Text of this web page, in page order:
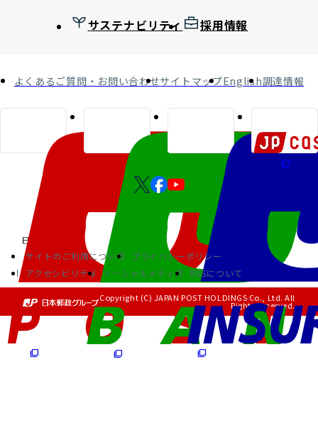
サステナビリティ 採用情報
よくあるご質問・お問い合わせサイトマップEnglish調達情報
サイトのご利用について
プライバシーポリシー
アクセシビリティ
ソーシャルメディア RSSについて
Copyright (C) JAPAN POST HOLDINGS Co., Ltd. All
Rights Reserved.